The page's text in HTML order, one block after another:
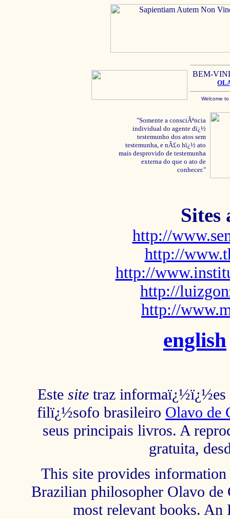
BEM-
Welcome
"Somente a consciÃªncia
individual do agente dï¿½
testemunho dos atos sem
testemunha, e nÃ£o hï¿½ ato
mais desprovido de testemunha
externa do que o ato de
conhecer."
Sites
http://
http://
http://
http://
http://
english
Este site traz informaï¿½ï¿½es
filï¿½sofo brasileiro Olavo de
seus principais livros. A
gratuita,
This site provides
Brazilian philosopher Olavo de
most relevant books.